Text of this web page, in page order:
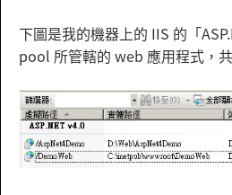
下圖是我的機器上的 IIS 的「
pool 所管轄的 web 應用程式，共